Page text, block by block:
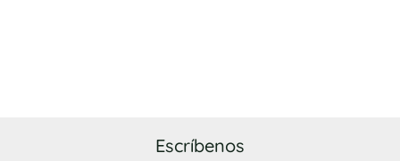
Escríbenos